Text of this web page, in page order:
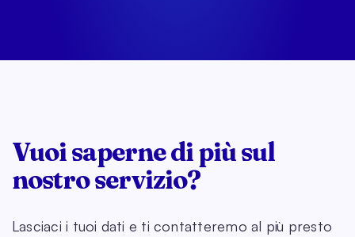
Vuoi saperne di più sul
nostro servizio?
Lasciaci i tuoi dati e ti contatteremo al più presto